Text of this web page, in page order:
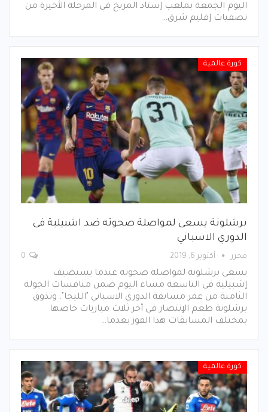
اليوم الجمعة بملعب إستاد المريخ في المرحلة الأخيرة من
تصفيات إقليم شرق…
كورة عالمية
برشلونة يسعى لمواصلة صحوته ضد اشبيلية فى
الدوري الاسباني
محرر أكتوبر 6, 2019
يسعى برشلونة لمواصلة صحوته عندما يستضيف
إشبيلية في التاسعة مساء اليوم ضمن منافسات الجولة
الثامنة من عمر مسابقة الدوري الاسباني "الليجا". وتذوق
برشلونة طعم الإنتصار في أخر ثلاث مباريات خاضها
بمختلف المسابقات هذا الفوز بعدما…
كورة عالمية